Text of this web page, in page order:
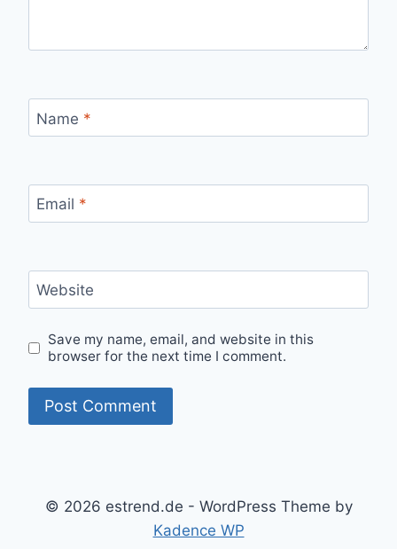
Name *
Email *
Website
Save my name, email, and website in this
browser for the next time I comment.
© 2026 estrend.de - WordPress Theme by
Kadence WP